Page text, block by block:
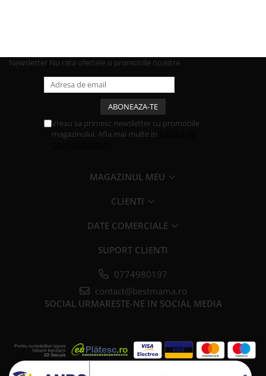
Newsletter Nu rata ofertele si promotiile noastre
Vreau sa primesc newsletter cu promotiile
magazinului. Afla mai multe in
MAGAZINUL MEU
CLIENTI
DATE COMERCIALE
SUPORT CLIENTI
0774980197
contact@bestmama.ro
SOCIAL URMARESTE-NE IN SOCIAL MEDIA